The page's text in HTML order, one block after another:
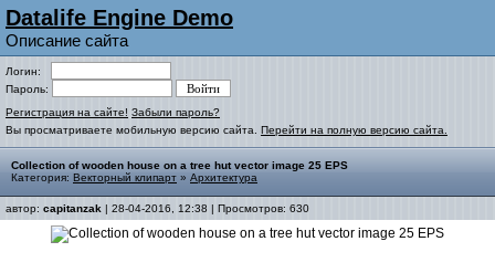
Datalife Engine Demo
Описание сайта
Логин:
Пароль:
Регистрация на сайте! Забыли пароль?
Вы просматриваете мобильную версию сайта. Перейти на полную версию сайта.
Collection of wooden house on a tree hut vector image 25 EPS
Категория: Векторный клипарт » Архитектура
автор: capitanzak | 28-04-2016, 12:38 | Просмотров: 630